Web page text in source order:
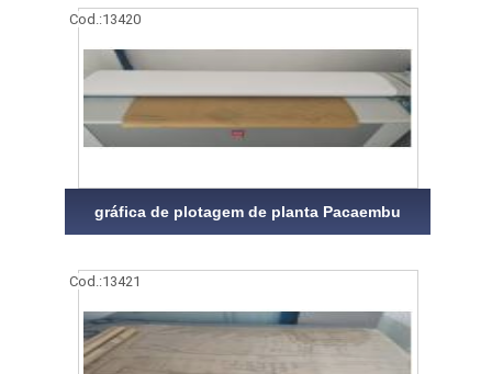
Cod.:13420
gráfica de plotagem de planta Pacaembu
Cod.:13421